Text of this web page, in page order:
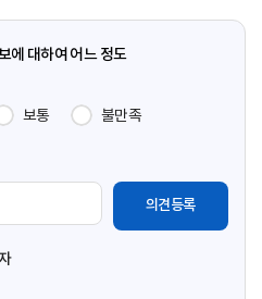
에 대하여 어느 정도
보통
불만족